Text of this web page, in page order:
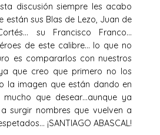
discusión siempre les acabo
están sus Blas de Lezo, Juan de
su Francisco Franco…
de este calibre… lo que no
es compararlos con nuestros
que creo que primero no los
la imagen que están dando en
que desear…aunque ya
surgir nombres que vuelven a
¡SANTIAGO ABASCAL!